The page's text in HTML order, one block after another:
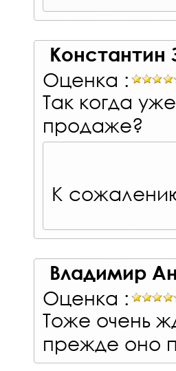
Константин
Оценка :
Так когда
продаже?
К
Владимир
Оценка :
Тоже очень
прежде оно